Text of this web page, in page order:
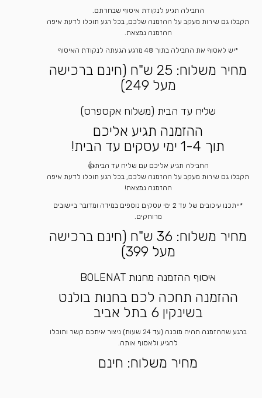
החבילה תגיע לנקודת איסוף שבחרתם.
תקבלו גם שירות מעקב על ההזמנה שלכם, בכל רגע תוכלו לדעת איפה
ההזמנה נמצאת.
*יש לאסוף את החבילה בתוך 48 מרגע הגעתה לנקודת האיסוף
מחיר משלוח: 25 ש"ח (חינם ברכישה
מעל 249)
שליח עד הבית (משלוח אקספרס)
ההזמנה תגיע אליכם
תוך 1-4 ימי עסקים עד הבית!
החבילה תגיע אליכם עם שליח עד הבית👍
תקבלו גם שירות מעקב על ההזמנה שלכם, בכל רגע תוכלו לדעת איפה
ההזמנה נמצאת!
*ייתכנו עיכובים של עד 2 ימי עסקים נוספים במידה ומדובר ביישובים
מרוחקים.
מחיר משלוח: 36 ש"ח (חינם ברכישה
מעל 399)
איסוף ההזמנה מחנות BOLENAT
ההזמנה תחכה לכם בחנות בולנט
בשינקין 6 בתל אביב
ברגע שההזמנה תהיה מוכנה (עד 24 שעות) ניצור איתכם קשר ותוכלו
להגיע ולאסוף אותה.
מחיר משלוח: חינם